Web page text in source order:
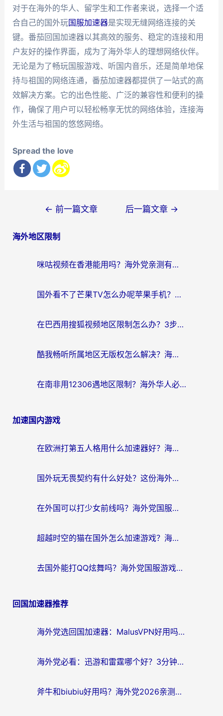
对于在海外的华人、留学生和工作者来说，选择一个适
合自己的国外玩国服加速器是实现无缝网络连接的关
键。番茄回国加速器以其高效的服务、稳定的连接和用
户友好的操作界面，成为了海外华人的理想网络伙伴。
无论是为了畅玩国服游戏、听国内音乐，还是简单地保
持与祖国的网络连通，番茄加速器都提供了一站式的高
效解决方案。它的出色性能、广泛的兼容性和便利的操
作，确保了用户可以轻松畅享无忧的网络体验，连接海
外生活与祖国的悠悠网络。
Spread the love
导
← 前一篇文章 后一篇文章 →
海外地区限制
咪咕视频在香港能用吗？海外党亲测有效的回国加速方案来了
国外看不了芒果TV怎么办呢苹果手机？海外党追剧游戏的全能解决方案
在巴西用搜狐视频地区限制怎么办？3步解决海外看国内剧的烦恼
酷我畅听所属地区无版权怎么解决？海外党必看的回国加速全攻略
在南非用12306遇地区限制？海外华人必看的回国加速全攻略（附B站芒果TV解锁技巧）
加速国内游戏
在欧洲打第五人格用什么加速器好？海外党亲测有效的国服游戏加速方案
国外玩无畏契约有什么好处？这份海外国服游戏加速指南帮你解决90%的卡顿问题
在外国可以打少女前线吗？海外党国服游戏畅玩终极指南（附避坑技巧）
超越时空的猫在国外怎么加速游戏？海外玩家国服畅玩终极指南
去国外能打QQ炫舞吗？海外党国服游戏不卡顿的终极指南
回国加速器推荐
海外党选回国加速器：MalusVPN好用吗？和快帆VPN哪个好？附真实对比与避坑指南
海外党必看：迅游和雷霆哪个好？3分钟教你选对回国加速器，无缝刷国内剧玩手游
斧牛和biubiu好用吗？海外党2026亲测回国加速器指南，附番茄加速器深度体验